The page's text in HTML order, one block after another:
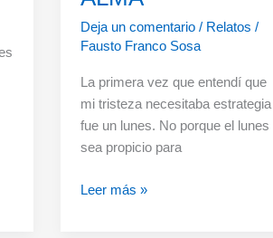
Deja un comentario / Relatos /
Fausto Franco Sosa
La primera vez que entendí que
mi tristeza necesitaba estrategia
fue un lunes. No porque el lunes
sea propicio para
COMMUNITY
Leer más »